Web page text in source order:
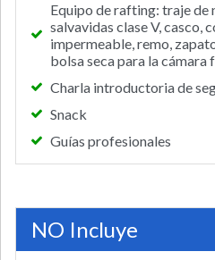
Equipo de rafting: traje de
salvavidas clase V, casco,
impermeable, remo,
bolsa seca para la
Charla introductoria de
Snack
Guías profesionales
NO Incluye